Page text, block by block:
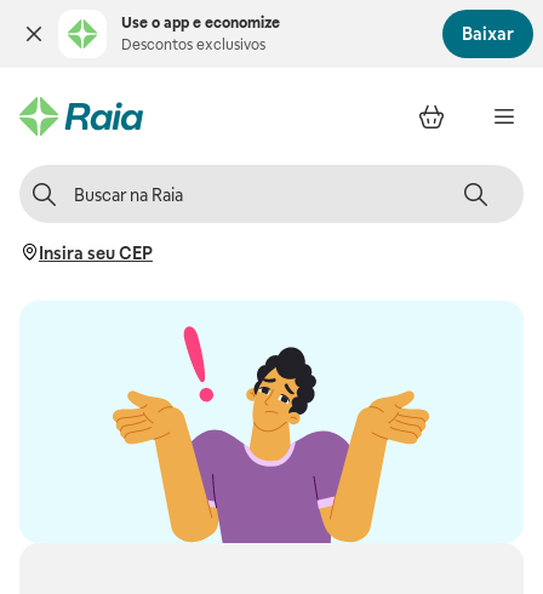
Use o app e economize
Descontos exclusivos
Baixar
Insira seu CEP